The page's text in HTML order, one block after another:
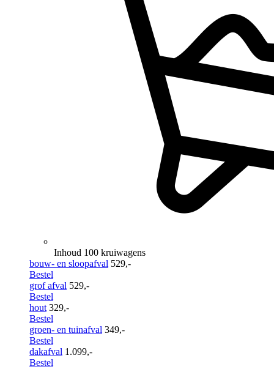
Inhoud 100 kruiwagens
bouw- en sloopafval 529,-
Bestel
grof afval 529,-
Bestel
hout 329,-
Bestel
groen- en tuinafval 349,-
Bestel
dakafval 1.099,-
Bestel